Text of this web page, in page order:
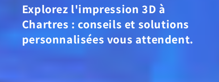
Explorez l'impression 3D à
Chartres : conseils et solutions
personnalisées vous attendent.